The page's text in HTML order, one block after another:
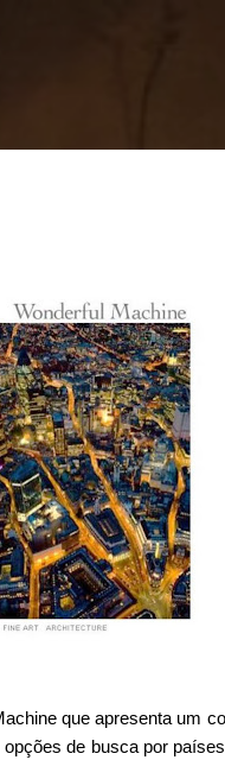
que apresenta um
de busca por